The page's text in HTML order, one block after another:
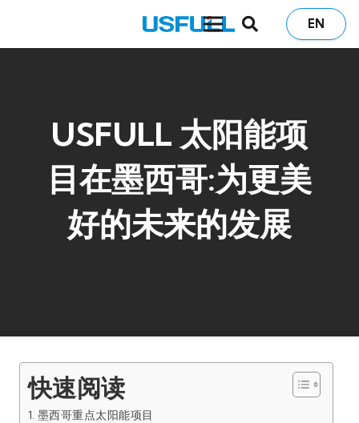
EN
USFULL 太阳能项
目在墨西哥:为更美
好的未来的发展
快速阅读
墨西哥重点太阳能项目